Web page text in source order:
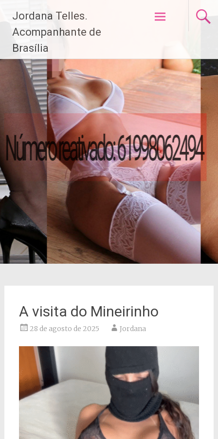
paraJordana Telles.
Acompanhante de
Brasília
A visita do Mineirinho
28 de agosto de 2025 Jordana